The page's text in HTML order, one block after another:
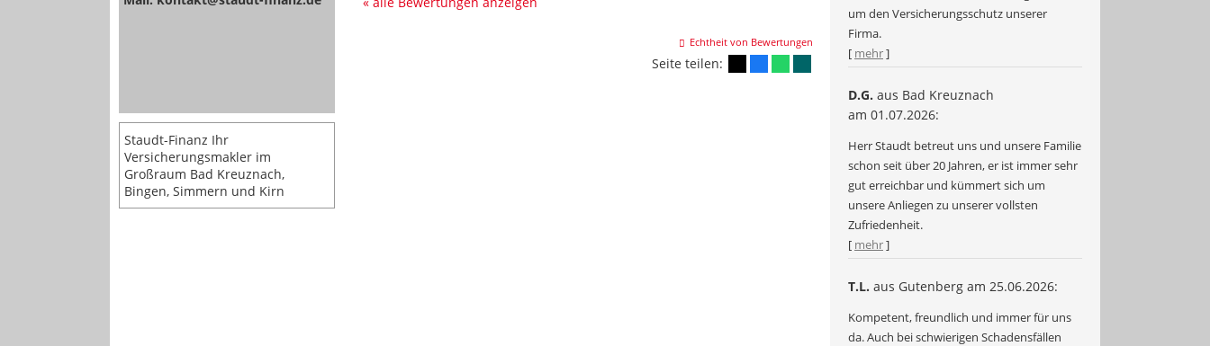
Staudt-Finanz Ihr
Versicherungsmakler im
Großraum Bad Kreuznach,
Bingen, Simmern und Kirn
um den Versicherungsschutz unserer
Firma.
[ mehr]
D.G. aus Bad Kreuznach
am 01.07.2026:
Herr Staudt betreut uns und unsere Familie
schon seit über 20 Jahren, er ist immer sehr
gut erreichbar und kümmert sich um
unsere Anliegen zu unserer vollsten
Zufriedenheit.
[ mehr]
T.L. aus Gutenberg am 25.06.2026:
Kompetent, freundlich und immer für uns
da. Auch bei schwierigen Schadensfällen
Echtheit von Bewertungen
Seite teilen: